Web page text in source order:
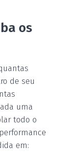
os
de seu
uma
todo o
em: